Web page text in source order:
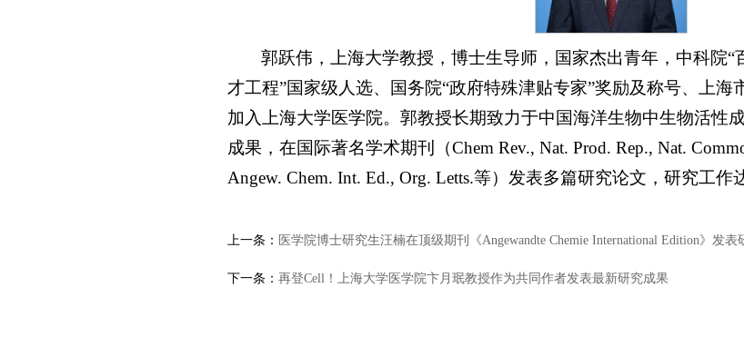
郭跃伟，上海大学教授，博士生导师，国家杰出青年，中科院“
才工程”国家级人选、国务院“政府特殊津贴专家”奖励及称号、上海
加入上海大学医学院。郭教授长期致力于中国海洋生物中生物活性
成果，在国际著名学术期刊（Chem Rev., Nat. Prod. Rep., Nat.
Angew. Chem. Int. Ed., Org. Letts.等）发表多篇研究论文，研究工作
上一条： 医学院博士研究生汪楠在顶级期刊《Angewandte Chemie International Edition》发表
下一条： 再登Cell！上海大学医学院卞月珉教授作为共同作者发表最新研究成果